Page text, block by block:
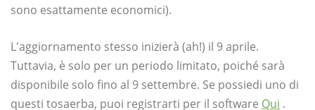
sono esattamente economici).
L'aggiornamento stesso inizierà (ah!) il 9 aprile.
Tuttavia, è solo per un periodo limitato, poiché sarà
disponibile solo fino al 9 settembre. Se possiedi uno di
questi tosaerba, puoi registrarti per il software Qui .